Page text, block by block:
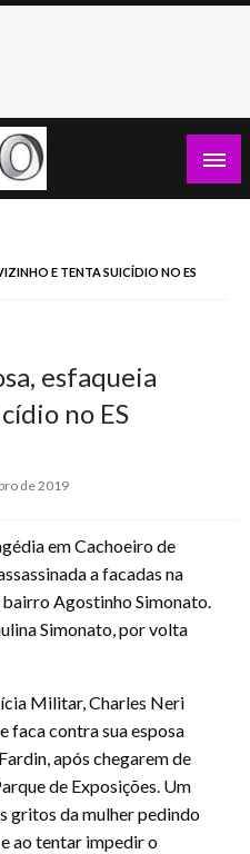
E TENTA SUICÍDIO NO ES
esfaqueia
no ES
de 2019
em Cachoeiro de
a facadas na
Agostinho Simonato.
Simonato, por volta
Militar, Charles Neri
faca contra sua esposa
após chegarem de
de Exposições. Um
gritos da mulher pedindo
ao tentar impedir o